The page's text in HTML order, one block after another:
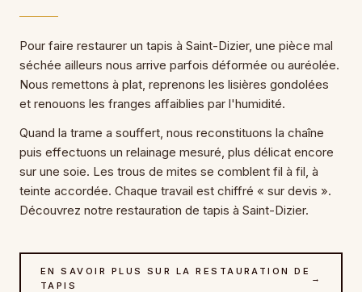
Pour faire restaurer un tapis à Saint-Dizier, une pièce mal
séchée ailleurs nous arrive parfois déformée ou auréolée.
Nous remettons à plat, reprenons les lisières gondolées
et renouons les franges affaiblies par l'humidité.
Quand la trame a souffert, nous reconstituons la chaîne
puis effectuons un relainage mesuré, plus délicat encore
sur une soie. Les trous de mites se comblent fil à fil, à
teinte accordée. Chaque travail est chiffré « sur devis ».
Découvrez notre restauration de tapis à Saint-Dizier.
EN SAVOIR PLUS SUR LA RESTAURATION DE
TAPIS
→